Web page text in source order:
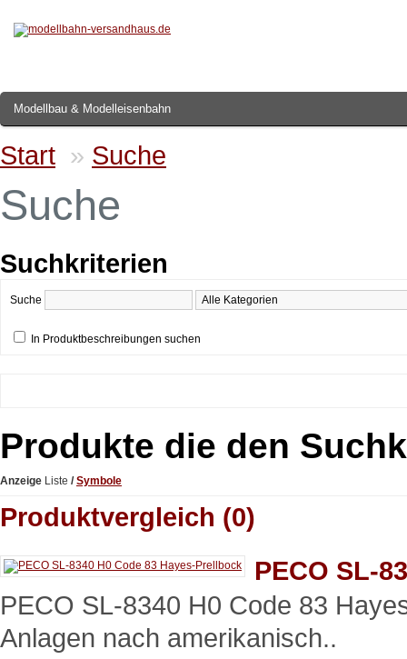
Modellbau & Modelleisenbahn
Start » Suche
Suche
Suchkriterien
Suche
In Produktbeschreibungen suchen
Produkte die den
Anzeige Liste / Symbole
Produktvergleich (0)
PECO SL-
PECO SL-8340 H0 Code 83
Anlagen nach amerikanisch..